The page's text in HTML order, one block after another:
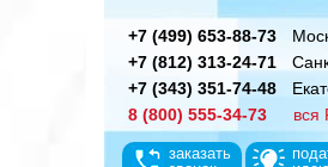
+7 (499) 653-88-73
+7 (812) 313-24-71
+7 (343) 351-74-48
8 (800) 555-34-73
вся
заказать